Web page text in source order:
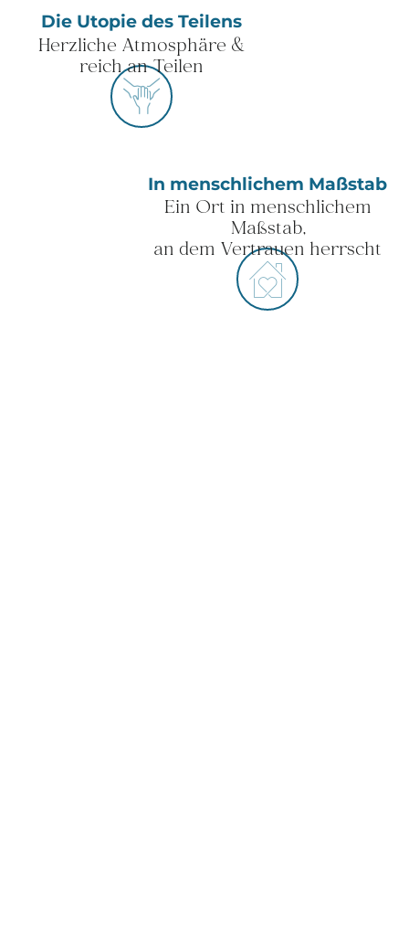
Die Utopie des Teilens
Herzliche Atmosphäre &
reich an Teilen
In menschlichem Maßstab
Ein Ort in menschlichem
Maßstab,
an dem Vertrauen herrscht